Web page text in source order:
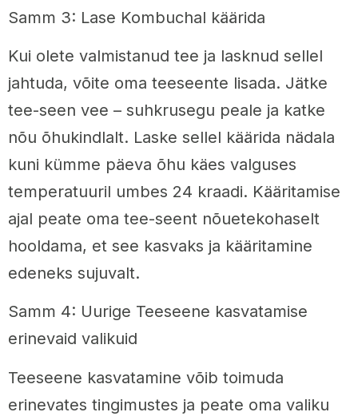
Samm 3: Lase Kombuchal käärida
Kui olete valmistanud tee ja lasknud sellel
jahtuda, võite oma teeseente lisada. Jätke
tee-seen vee – suhkrusegu peale ja katke
nõu õhukindlalt. Laske sellel käärida nädala
kuni kümme päeva õhu käes valguses
temperatuuril umbes 24 kraadi. Kääritamise
ajal peate oma tee-seent nõuetekohaselt
hooldama, et see kasvaks ja kääritamine
edeneks sujuvalt.
Samm 4: Uurige Teeseene kasvatamise
erinevaid valikuid
Teeseene kasvatamine võib toimuda
erinevates tingimustes ja peate oma valiku